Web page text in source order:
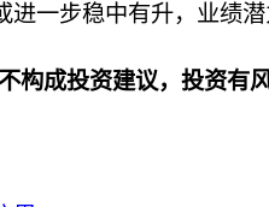
进一步稳中有升，业绩
构成投资建议，投资有